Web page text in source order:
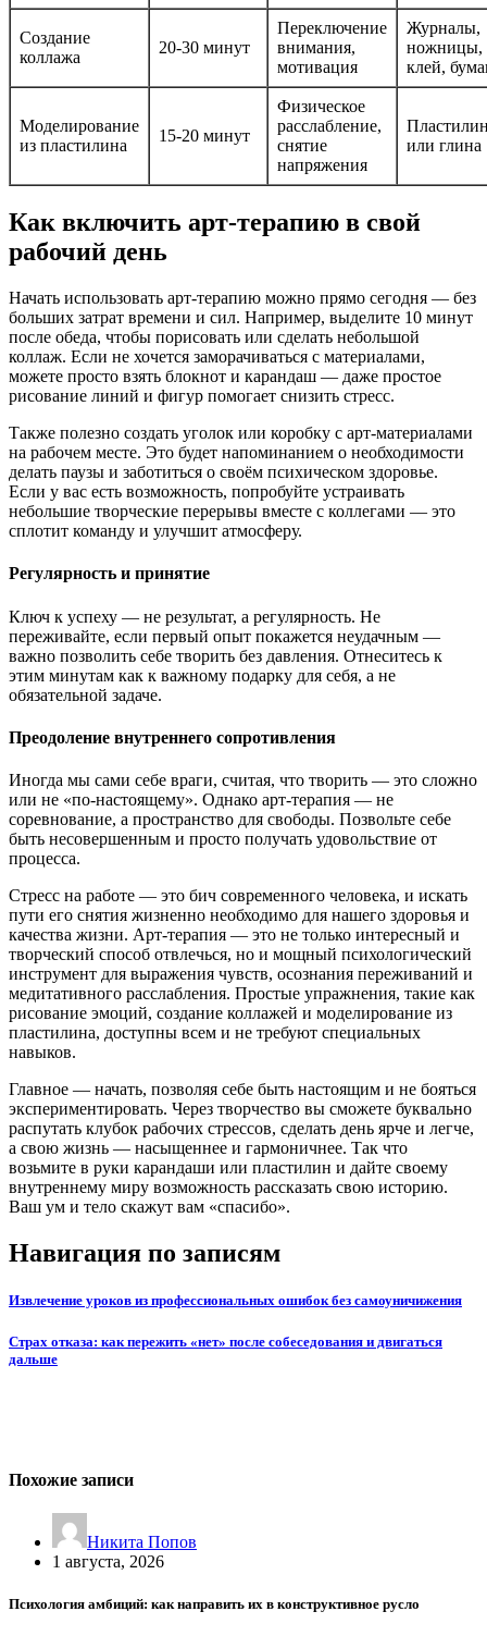
Создание
коллажа
20-30 минут
Переключение
внимания,
мотивация
Журналы,
ножницы,
клей,
Моделирование
из пластилина
15-20 минут
Физическое
расслабление,
снятие
напряжения
или глина
Как включить арт-терапию в свой
рабочий день
Начать использовать арт-терапию можно прямо сегодня — без
больших затрат времени и сил. Например, выделите 10 минут
после обеда, чтобы порисовать или сделать небольшой
коллаж. Если не хочется заморачиваться с материалами,
можете просто взять блокнот и карандаш — даже простое
рисование линий и фигур помогает снизить стресс.
Также полезно создать уголок или коробку с арт-материалами
на рабочем месте. Это будет напоминанием о необходимости
делать паузы и заботиться о своём психическом здоровье.
Если у вас есть возможность, попробуйте устраивать
небольшие творческие перерывы вместе с коллегами — это
сплотит команду и улучшит атмосферу.
Регулярность и принятие
Ключ к успеху — не результат, а регулярность. Не
переживайте, если первый опыт покажется неудачным —
важно позволить себе творить без давления. Отнеситесь к
этим минутам как к важному подарку для себя, а не
обязательной задаче.
Преодоление внутреннего сопротивления
Иногда мы сами себе враги, считая, что творить — это сложно
или не «по-настоящему». Однако арт-терапия — не
соревнование, а пространство для свободы. Позвольте себе
быть несовершенным и просто получать удовольствие от
процесса.
Стресс на работе — это бич современного человека, и искать
пути его снятия жизненно необходимо для нашего здоровья и
качества жизни. Арт-терапия — это не только интересный и
творческий способ отвлечься, но и мощный психологический
инструмент для выражения чувств, осознания переживаний и
медитативного расслабления. Простые упражнения, такие как
рисование эмоций, создание коллажей и моделирование из
пластилина, доступны всем и не требуют специальных
навыков.
Главное — начать, позволяя себе быть настоящим и не бояться
экспериментировать. Через творчество вы сможете буквально
распутать клубок рабочих стрессов, сделать день ярче и легче,
а свою жизнь — насыщеннее и гармоничнее. Так что
возьмите в руки карандаши или пластилин и дайте своему
внутреннему миру возможность рассказать свою историю.
Ваш ум и тело скажут вам «спасибо».
Навигация по записям
Извлечение уроков из профессиональных ошибок без самоуничижения
Страх отказа: как пережить «нет» после собеседования и двигаться
дальше
Похожие записи
Никита Попов
1 августа, 2026
Психология амбиций: как направить их в конструктивное русло